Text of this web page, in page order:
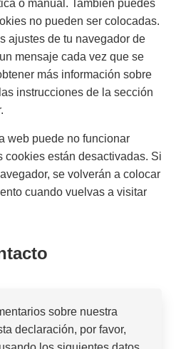
o manual. También puedes
no pueden ser colocadas.
ajustes de tu navegador de
mensaje cada vez que se
más información sobre
instrucciones de la sección
web puede no funcionar
cookies están desactivadas. Si
se volverán a colocar
cuando vuelvas a visitar
sobre nuestra
declaración, por favor,